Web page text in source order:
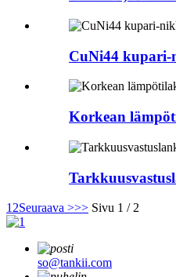
CuNi44 kupari-
Korkean
1 2Seuraava >>> Sivu 1 / 2
so@tankii.com